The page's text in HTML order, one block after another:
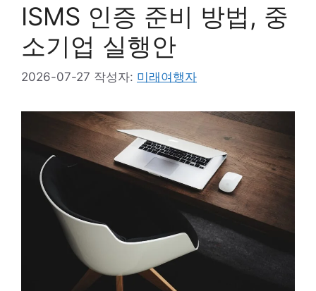
ISMS 인증 준비 방법, 중
소기업 실행안
2026-07-27 작성자: 미래여행자